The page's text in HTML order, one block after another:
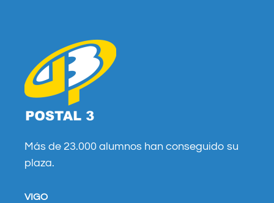
Más de 23.000 alumnos han conseguido su
plaza.
VIGO